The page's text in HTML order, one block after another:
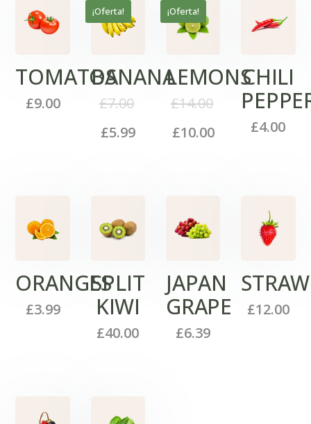
TOMATOS
£9.00
¡Oferta!
BANANA
£7.00
£5.99
¡Oferta!
LEMONS
£14.00
£10.00
CHILI
£4.00
ORANGES
£3.99
SPLIT
KIWI
£40.00
JAPAN
GRAPE
£6.39
£12.00